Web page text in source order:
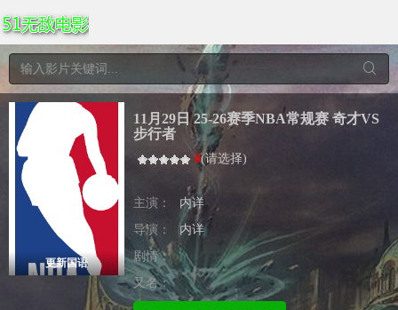
更新国语
11月29日 25-26赛季NBA常规赛 奇才VS
步行者
0(请选择)
主演：
内详
导演：
内详
剧情：
又名：